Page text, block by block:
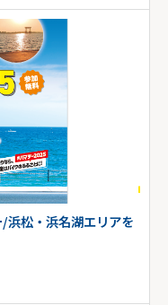
/浜松・浜名湖エリアを